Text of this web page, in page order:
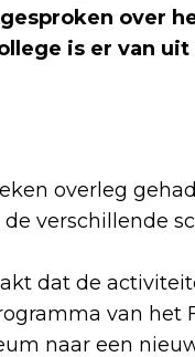
over
is er van
overleg
verschillende
dat de
van het
naar een